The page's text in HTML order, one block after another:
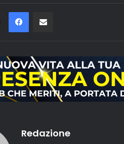
Facebook
Redazione